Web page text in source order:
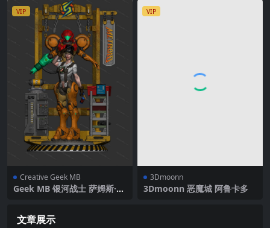
VIP
Creative Geek MB
Geek MB 银河战士 萨姆斯·阿
VIP
3Dmoonn
3Dmoonn 恶魔城 阿鲁卡多
文章展示